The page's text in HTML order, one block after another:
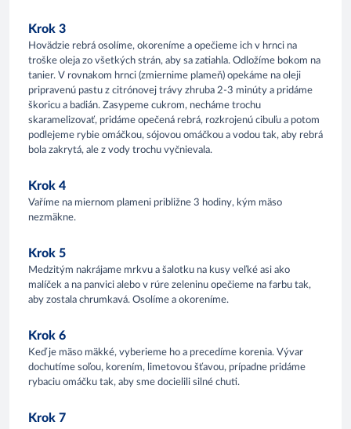
Krok 3
Hovädzie rebrá osolíme, okoreníme a opečieme ich v hrnci na
troške oleja zo všetkých strán, aby sa zatiahla. Odložíme bokom na
tanier. V rovnakom hrnci (zmiernime plameň) opekáme na oleji
pripravenú pastu z citrónovej trávy zhruba 2-3 minúty a pridáme
škoricu a badián. Zasypeme cukrom, necháme trochu
skaramelizovať, pridáme opečená rebrá, rozkrojenú cibuľu a potom
podlejeme rybie omáčkou, sójovou omáčkou a vodou tak, aby rebrá
bola zakrytá, ale z vody trochu vyčnievala.
Krok 4
Vaříme na miernom plameni približne 3 hodiny, kým mäso
nezmäkne.
Krok 5
Medzitým nakrájame mrkvu a šalotku na kusy veľké asi ako
malíček a na panvici alebo v rúre zeleninu opečieme na farbu tak,
aby zostala chrumkavá. Osolíme a okoreníme.
Krok 6
Keď je mäso mäkké, vyberieme ho a precedíme korenia. Vývar
dochutíme soľou, korením, limetovou šťavou, prípadne pridáme
rybaciu omáčku tak, aby sme docielili silné chuti.
Krok 7